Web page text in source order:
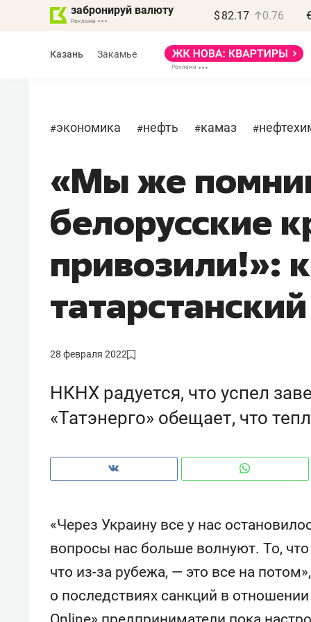
забронируй валюту $ 82.17 0.76
Казань Закамье
#экономика #нефть #камаз #
«Мы же
белорусские
привозили!»:
28 февраля 2022
НКНХ радуется, что успел
«Татэнерго» обещает, что
«Через Украину все у нас
вопросы нас больше волнуют. То,
что из-за рубежа, — это все на
о последствиях санкций в
Василь Мазитов
МАРТ
«Не зная местных
правил, бизнес может
потерять минимум
Как бизнесу выйти на зарубежные
создают оазис жилого
комфорта под Казанью
ID